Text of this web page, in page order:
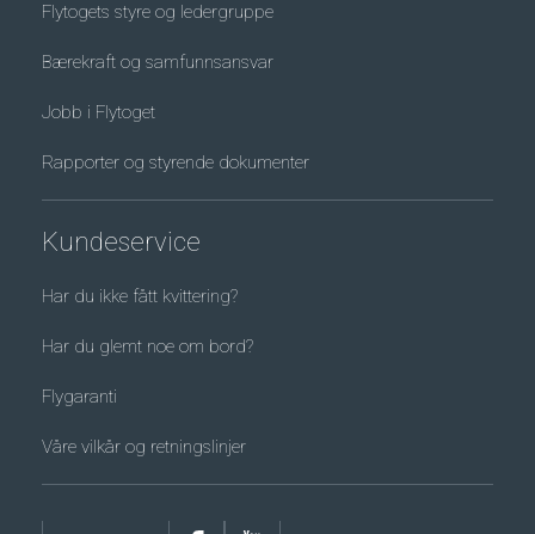
Flytogets styre og ledergruppe
Bærekraft og samfunnsansvar
Jobb i Flytoget
Rapporter og styrende dokumenter
Kundeservice
Har du ikke fått kvittering?
Har du glemt noe om bord?
Flygaranti
Våre vilkår og retningslinjer